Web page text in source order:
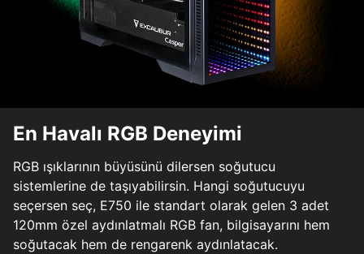
En Havalı RGB Deneyimi
RGB ışıklarının büyüsünü dilersen soğutucu
sistemlerine de taşıyabilirsin. Hangi soğutucuyu
seçersen seç, E750 ile standart olarak gelen 3 adet
120mm özel aydınlatmalı RGB fan, bilgisayarını hem
soğutacak hem de rengarenk aydınlatacak.